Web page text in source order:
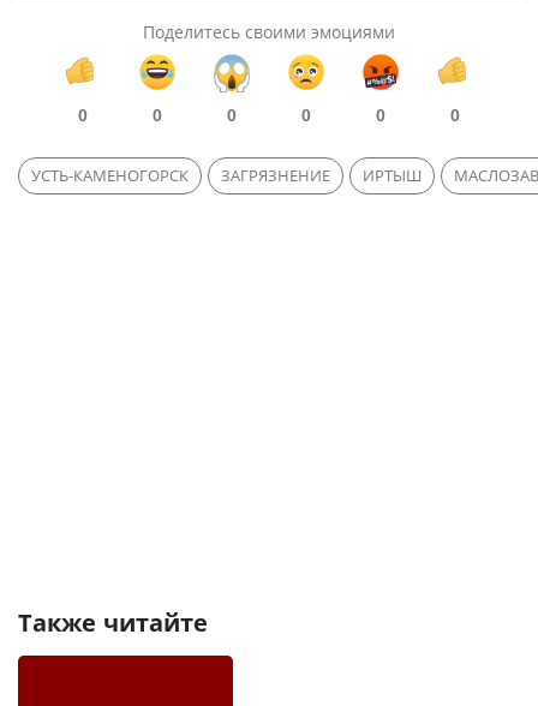
Поделитесь своими эмоциями
0 0 0 0 0 0
УСТЬ-КАМЕНОГОРСК ЗАГРЯЗНЕНИЕ ИРТЫШ
Также читайте